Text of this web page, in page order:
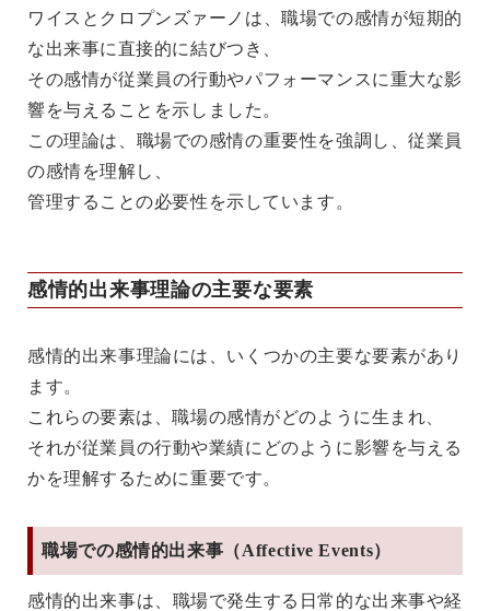
ワイスとクロプンズァーノは、職場での感情が短期的
な出来事に直接的に結びつき、
その感情が従業員の行動やパフォーマンスに重大な影
響を与えることを示しました。
この理論は、職場での感情の重要性を強調し、従業員
の感情を理解し、
管理することの必要性を示しています。
感情的出来事理論の主要な要素
感情的出来事理論には、いくつかの主要な要素があり
ます。
これらの要素は、職場の感情がどのように生まれ、
それが従業員の行動や業績にどのように影響を与える
かを理解するために重要です。
職場での感情的出来事（Affective Events）
感情的出来事は、職場で発生する日常的な出来事や経